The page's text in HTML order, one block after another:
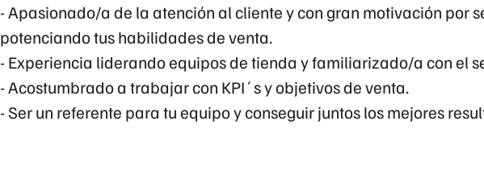
- Apasionado/a de la atención al cliente y con gran motivación por
potenciando tus habilidades de venta.
- Experiencia liderando equipos de tienda y familiarizado/a con el
- Acostumbrado a trabajar con KPI´s y objetivos de venta.
- Ser un referente para tu equipo y conseguir juntos los mejores